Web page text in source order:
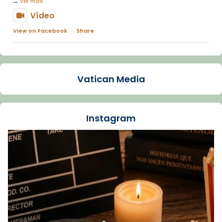
Vídeo
View on Facebook · Share
Arquebisbat de Barcelona
La Carmina va patir depressió. Fa gairebé
dos mesos, a l'Estadi Lluís Companys, la
Recupera l'entrevista comp
Vatican
tican News 👇
www.vaticannews.va/es/iglesia/news/2026-
07/carmina-historia-depresion-papa-viaje-
espana-testimoni...
Foto
Vatican Media
Instagram